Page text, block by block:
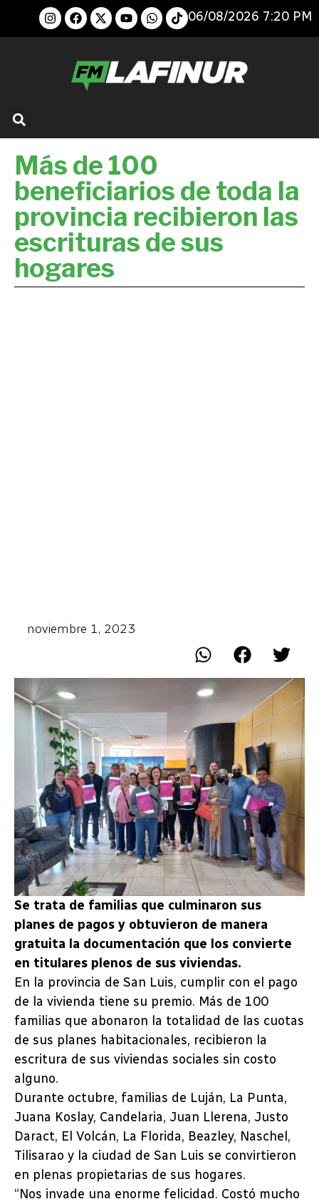
06/08/2026 7:20 PM
Más de 100
beneficiarios de toda la
provincia recibieron las
escrituras de sus
hogares
noviembre 1, 2023
Se trata de familias que culminaron sus
planes de pagos y obtuvieron de manera
gratuita la documentación que los convierte
en titulares plenos de sus viviendas.
En la provincia de San Luis, cumplir con el pago
de la vivienda tiene su premio. Más de 100
familias que abonaron la totalidad de las cuotas
de sus planes habitacionales, recibieron la
escritura de sus viviendas sociales sin costo
alguno.
Durante octubre, familias de Luján, La Punta,
Juana Koslay, Candelaria, Juan Llerena, Justo
Daract, El Volcán, La Florida, Beazley, Naschel,
Tilisarao y la ciudad de San Luis se convirtieron
en plenas propietarias de sus hogares.
“Nos invade una enorme felicidad. Costó mucho